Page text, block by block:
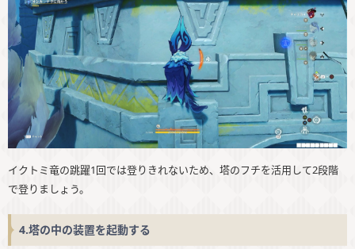
イクトミ竜の跳躍1回では登りきれないため、塔のフチを活用して2段階
で登りましょう。
4.塔の中の装置を起動する